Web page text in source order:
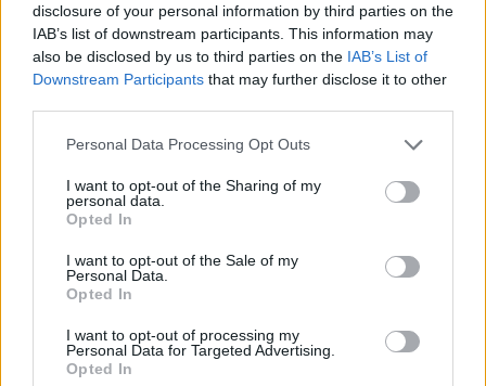
disclosure of your personal information by third parties on the
IAB’s list of downstream participants. This information may
also be disclosed by us to third parties on the IAB’s List of
Downstream Participants that may further disclose it to other
Personal Data Processing Opt Outs
I want to opt-out of the Sharing of my
personal data.
Opted In
I want to opt-out of the Sale of my
Personal Data.
Opted In
I want to opt-out of processing my
Personal Data for Targeted Advertising.
Opted In
A
R
A
A
S
A
I
R
A
I A
R
R P
A
R
S A
R
R A
S I
R
R
A